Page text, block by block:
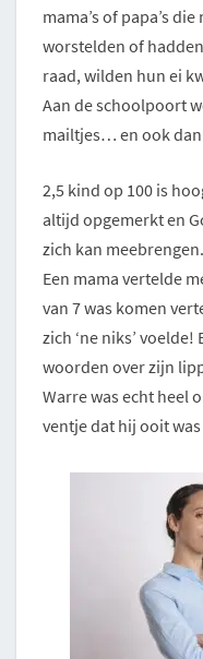
mama’s of papa’s
worstelden of
raad, wilden hun ei
Aan de schoolpoort
mailtjes… en ook
2,5 kind op 100 is
altijd opgemerkt en
zich kan meebrengen.
Een mama vertelde
van 7 was komen
zich ‘ne niks’
woorden over zijn
Warre was echt heel
ventje dat hij ooit